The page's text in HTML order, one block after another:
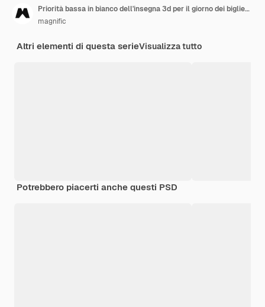
Priorità bassa in bianco dell'insegna 3d per il giorno dei biglietti di S. Valentino
magnific
Altri elementi di questa serieVisualizza tutto
Potrebbero piacerti anche questi PSD